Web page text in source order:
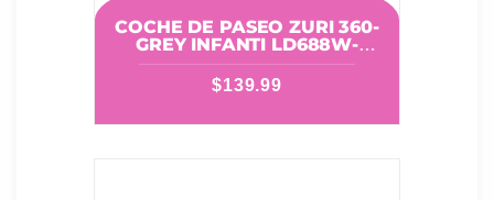
COCHE DE PASEO ZURI 360-
GREY INFANTI LD688W-
GREY
$139.99